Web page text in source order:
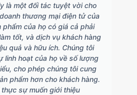
là một đối tác tuyệt vời cho
thương mại điện tử của
phẩm của họ có giá cả phải
tốt, và dịch vụ khách hàng
quả và hữu ích. Chúng tôi
linh hoạt của họ về số lượng
cho phép chúng tôi cung
phẩm hơn cho khách hàng.
thực sự muốn giới thiệu